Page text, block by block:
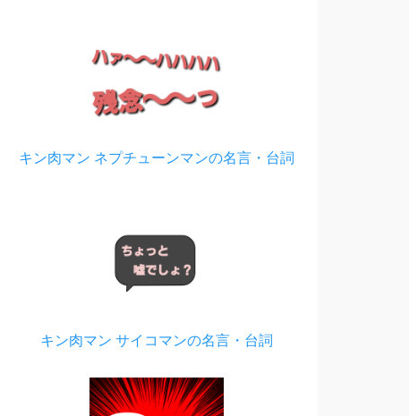
キン肉マン ネプチューンマンの名言・台詞
キン肉マン サイコマンの名言・台詞